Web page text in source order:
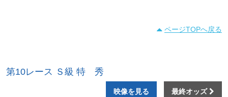
ページTOPへ戻る
第10レース Ｓ級 特 秀
映像を見る 最終オッズ